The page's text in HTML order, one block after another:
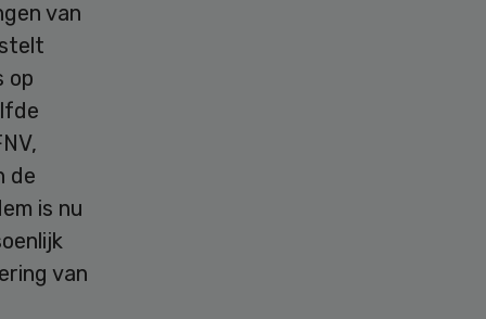
van
op
de
is nu
van